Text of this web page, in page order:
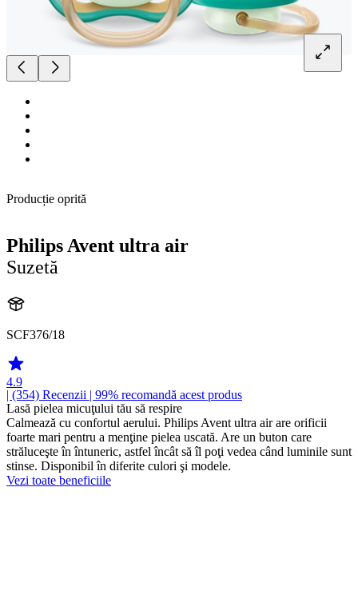
Producție oprită
Philips Avent ultra air
Suzetă
SCF376/18
4.9
| (354) Recenzii | 99% recomandă acest produs
Lasă pielea micuţului tău să respire
Calmează cu confortul aerului. Philips Avent ultra air are orificii
foarte mari pentru a menţine pielea uscată. Are un buton care
străluceşte în întuneric, astfel încât să îl poţi vedea când luminile sunt
stinse. Disponibil în diferite culori şi modele.
Vezi toate beneficiile